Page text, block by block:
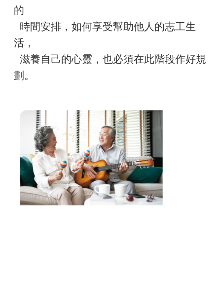
的
時間安排，如何享受幫助他人的志工生
活，
滋養自己的心靈，也必須在此階段作好規
劃。